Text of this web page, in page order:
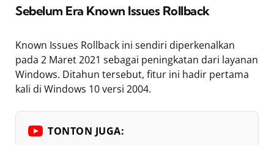
Sebelum Era Known Issues Rollback
Known Issues Rollback ini sendiri diperkenalkan
pada 2 Maret 2021 sebagai peningkatan dari layanan
Windows. Ditahun tersebut, fitur ini hadir pertama
kali di Windows 10 versi 2004.
TONTON JUGA: